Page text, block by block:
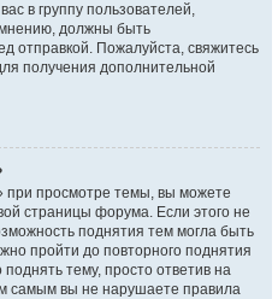
в группу пользователей,
должны быть
отправкой. Пожалуйста, свяжитесь
получения дополнительной
при просмотре темы, вы можете
страницы форума. Если этого не
поднятия тем могла быть
пройти до повторного поднятия
тему, просто ответив на
самым вы не нарушаете правила